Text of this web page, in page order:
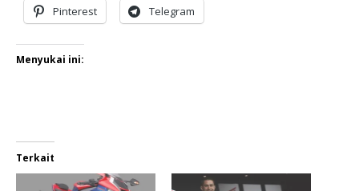
Pinterest Telegram
Menyukai ini:
Terkait